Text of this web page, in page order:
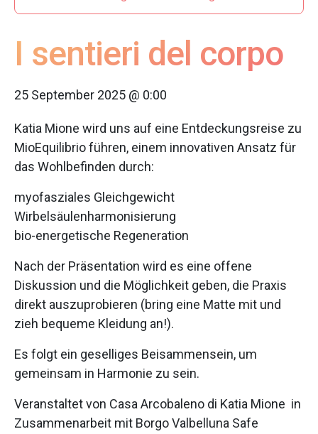
I sentieri del corpo
25 September 2025 @ 0:00
Katia Mione wird uns auf eine Entdeckungsreise zu
MioEquilibrio führen, einem innovativen Ansatz für
das Wohlbefinden durch:
myofasziales Gleichgewicht
Wirbelsäulenharmonisierung
bio-energetische Regeneration
Nach der Präsentation wird es eine offene
Diskussion und die Möglichkeit geben, die Praxis
direkt auszuprobieren (bring eine Matte mit und
zieh bequeme Kleidung an!).
Es folgt ein geselliges Beisammensein, um
gemeinsam in Harmonie zu sein.
Veranstaltet von Casa Arcobaleno di Katia Mione in
Zusammenarbeit mit Borgo Valbelluna Safe